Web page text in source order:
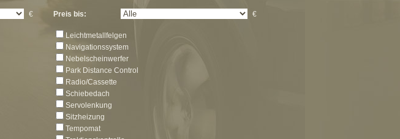
€ Preis bis: €
Leichtmetallfelgen
Navigationssystem
Nebelscheinwerfer
Park Distance Control
Radio/Cassette
Schiebedach
Servolenkung
Sitzheizung
Tempomat